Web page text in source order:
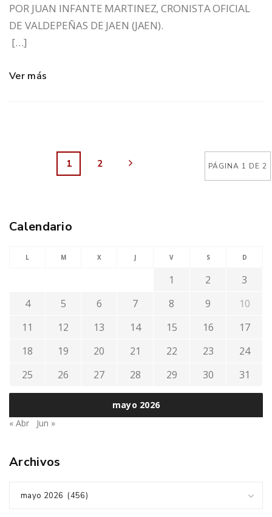
POR JUAN INFANTE MARTINEZ, CRONISTA OFICIAL
DE VALDEPEÑAS DE JAEN (JAEN).
[…]
Ver más
PÁGINA 1 DE 2
1 2
Calendario
mayo 2026
L M X J V S D
1 2
3
4
5 6 7 8 9
10
11
12 13 14 15 16
17
18
19 20 21 22 23
24
25
26 27 28 29 30 31
« Abr Jun »
Archivos
mayo 2026 (456)